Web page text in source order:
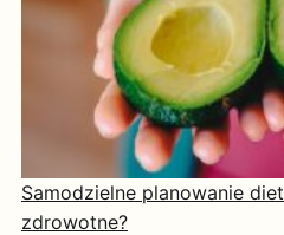
Samodzielne planowanie
zdrowotne?